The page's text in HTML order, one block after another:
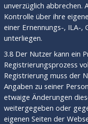
unverzüglich abbrechen.
Kontrolle über ihre
einer Ernennungs-, ILA-,
unterliegen.
3.8 Der Nutzer kann ein
Registrierungsprozess
Registrierung muss der
Angaben zu seiner
etwaige Änderungen
weitergegeben oder
eigenen Seiten der